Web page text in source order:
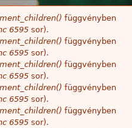
függvényben
6595 sor).
függvényben
6595 sor).
függvényben
6595 sor).
függvényben
6595 sor).
függvényben
6595 sor).